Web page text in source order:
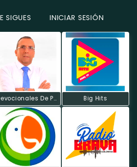
SIGUES INICIAR SESIÓN
Devocionales De Poder Big Hits